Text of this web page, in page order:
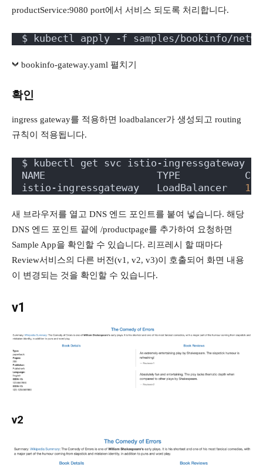
productService:9080 port에서 서비스 되도록 처리합니다.
$ kubectl apply -f samples/bookinfo/
bookinfo-gateway.yaml 펼치기
확인
ingress gateway를 적용하면 loadbalancer가 생성되고 routing
규칙이 적용됩니다.
$ kubectl get svc istio-ingressgateway -
NAME
istio-ingressgateway   LoadBalancer
새 브라우저를 열고 DNS 엔드 포인트를 붙여 넣습니다. 해당
DNS 엔드 포인트 끝에 /productpage를 추가하여 요청하면
Sample App을 확인할 수 있습니다. 리프레시 할 때마다
Review서비스의 다른 버전(v1, v2, v3)이 호출되어 화면 내용
이 변경되는 것을 확인할 수 있습니다.
v1
v2